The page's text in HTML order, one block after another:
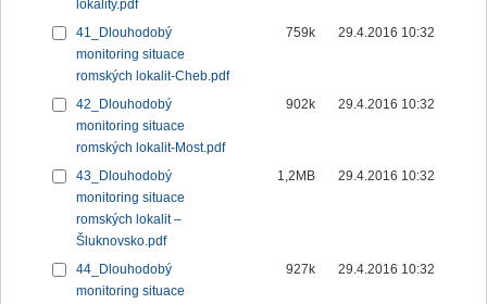
lokality.pdf
41_Dlouhodobý
monitoring situace
romských lokalit-Cheb.pdf
759k 29.4.2016 10:32
42_Dlouhodobý
monitoring situace
romských lokalit-Most.pdf
902k 29.4.2016 10:32
43_Dlouhodobý
monitoring situace
romských lokalit –
Šluknovsko.pdf
1,2MB 29.4.2016 10:32
44_Dlouhodobý
monitoring situace
927k 29.4.2016 10:32